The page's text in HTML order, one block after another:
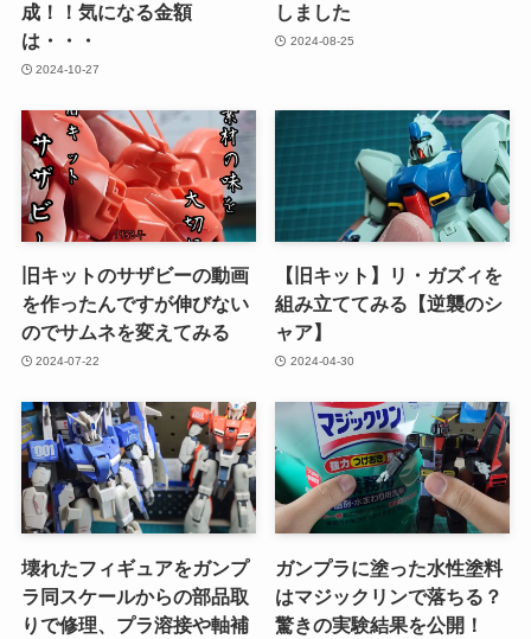
成！！気になる金額
は・・・
2024-10-27
しました
2024-08-25
旧キットのサザビーの動画
を作ったんですが伸びない
のでサムネを変えてみる
2024-07-22
【旧キット】リ・ガズィを
組み立ててみる【逆襲のシ
ャア】
2024-04-30
壊れたフィギュアをガンプ
ラ同スケールからの部品取
りで修理、プラ溶接や軸補
ガンプラに塗った水性塗料
はマジックリンで落ちる？
驚きの実験結果を公開！